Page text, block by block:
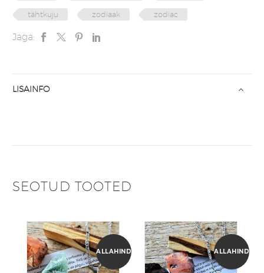
tähtkuju zodiaak zodiac
Jaga:
LISAINFO
SEOTUD TOOTED
ALLAHINDLUS! ALLAHINDLUS!